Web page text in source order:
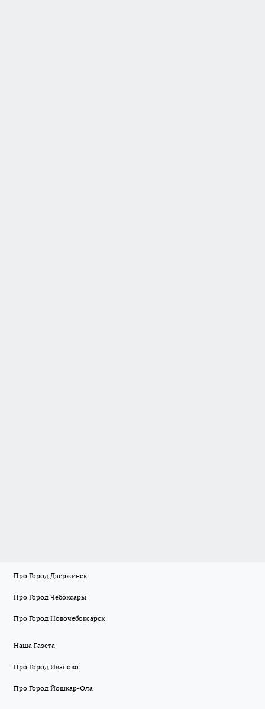
Про Город Дзержинск
Про Город Чебоксары
Про Город Новочебоксарск
Наша Газета
Про Город Иваново
Про Город Йошкар-Ола